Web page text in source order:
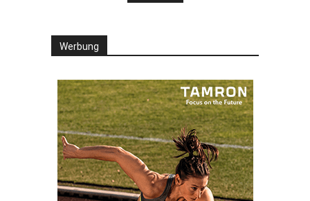
Werbung